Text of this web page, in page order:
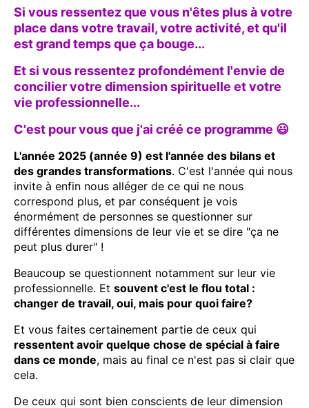
Si vous ressentez que vous n'êtes plus à votre
place dans votre travail, votre activité, et qu'il
est grand temps que ça bouge...
Et si vous ressentez profondément l'envie de
concilier votre dimension spirituelle et votre
vie professionnelle...
C'est pour vous que j'ai créé ce programme 😃
L'année 2025 (année 9) est l'année des bilans et
des grandes transformations. C'est l'année qui nous
invite à enfin nous alléger de ce qui ne nous
correspond plus, et par conséquent je vois
énormément de personnes se questionner sur
différentes dimensions de leur vie et se dire "ça ne
peut plus durer" !
Beaucoup se questionnent notamment sur leur vie
professionnelle. Et souvent c'est le flou total :
changer de travail, oui, mais pour quoi faire?
Et vous faites certainement partie de ceux qui
ressentent avoir quelque chose de spécial à faire
dans ce monde, mais au final ce n'est pas si clair que
cela.
De ceux qui sont bien conscients de leur dimension